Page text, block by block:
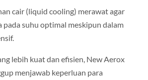
cair (liquid cooling) merawat agar
pada suhu optimal meskipun dalam
lebih kuat dan efisien, New Aerox
menjawab keperluan para